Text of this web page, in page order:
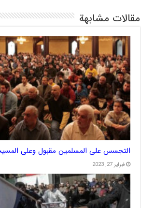
مقالات مشابهة
التجسس على المسلمين مقبول وعلى
فبراير 27, 2023